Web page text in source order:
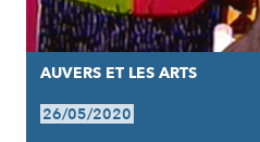
AUVERS ET LES ARTS
26/05/2020